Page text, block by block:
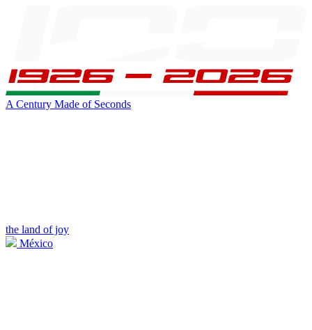
A Century Made of Seconds
the land of joy
México